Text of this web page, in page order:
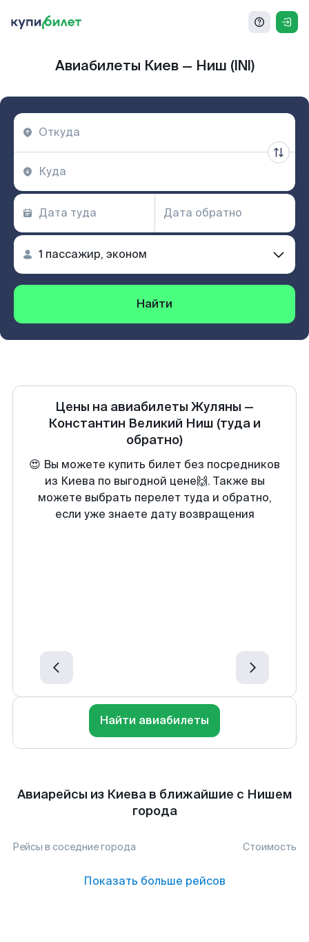
Авиабилеты Киев — Ниш (INI)
Найти
Цены на авиабилеты Жуляны —
Константин Великий Ниш (туда и
обратно)
😍 Вы можете купить билет без посредников
из Киева по выгодной цене🙌. Также вы
можете выбрать перелет туда и обратно,
если уже знаете дату возвращения
Найти авиабилеты
Авиарейсы из Киева в ближайшие с Нишем
города
Рейсы в соседние города Стоимость
Показать больше рейсов